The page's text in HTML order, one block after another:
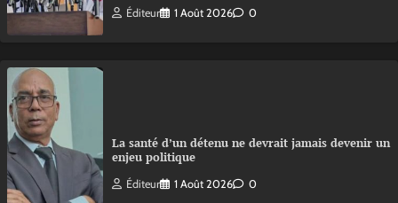
Éditeur 1 Août 2026 0
La santé d’un détenu ne devrait jamais devenir un
enjeu politique
Éditeur 1 Août 2026 0